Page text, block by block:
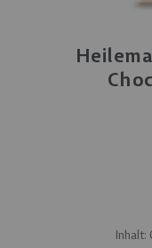
Inhalt: